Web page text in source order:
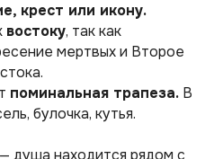
крест или икону.
востоку, так как
мертвых и Второе
поминальная трапеза. В
булочка, кутья.
— душа находится рядом с